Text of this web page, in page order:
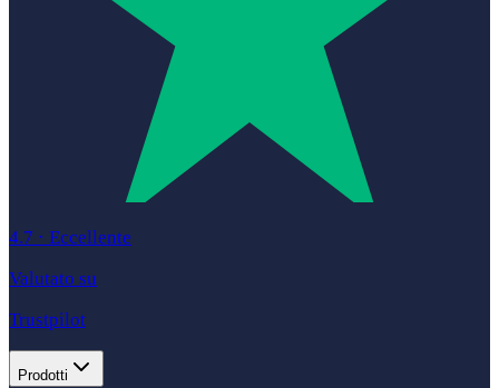
4.7 · Eccellente
Valutato su
Trustpilot
Prodotti